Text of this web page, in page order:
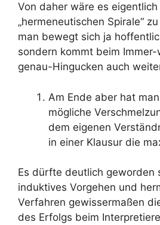
Von daher wäre es
„hermeneutischen Spirale“
man bewegt sich ja
sondern kommt beim
genau-Hingucken auch
Am Ende aber hat
mögliche
dem eigenen
in einer Klausur die
Es dürfte deutlich geworden
induktives Vorgehen und
Verfahren gewissermaßen
des Erfolgs beim